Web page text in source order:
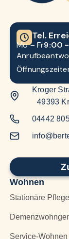
Tel.
Mo – Fr9:00 -
Kroger
49393
04442
Wohnen
Stationäre Pflege
Service-Wohnen